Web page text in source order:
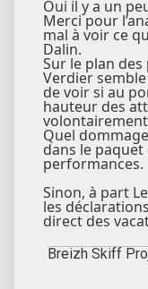
Oui il y a un
Merci pour
mal à voir ce
Dalin.
Sur le plan
Verdier
de voir si au
hauteur des
Quel
dans le
performances.
Sinon, à part
les
direct des
Breizh Skiff